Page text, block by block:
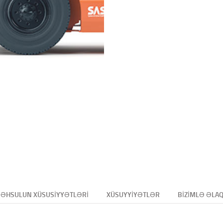
XÜSUSIYYƏTLƏRI XÜSUYYIYƏTLƏR BIZIMLƏ